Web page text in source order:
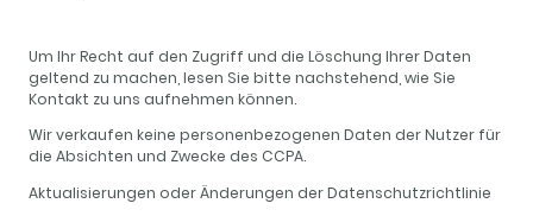
Um Ihr Recht auf den Zugriff und die Löschung Ihrer Daten
geltend zu machen, lesen Sie bitte nachstehend, wie Sie
Kontakt zu uns aufnehmen können.
Wir verkaufen keine personenbezogenen Daten der Nutzer für
die Absichten und Zwecke des CCPA.
Aktualisierungen oder Änderungen der Datenschutzrichtlinie